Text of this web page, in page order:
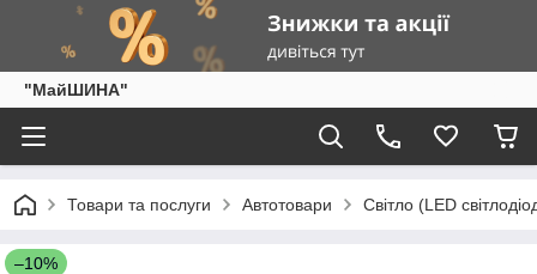
"МайШИНА"
Товари та послуги Автотовари Світло (LED
–10%